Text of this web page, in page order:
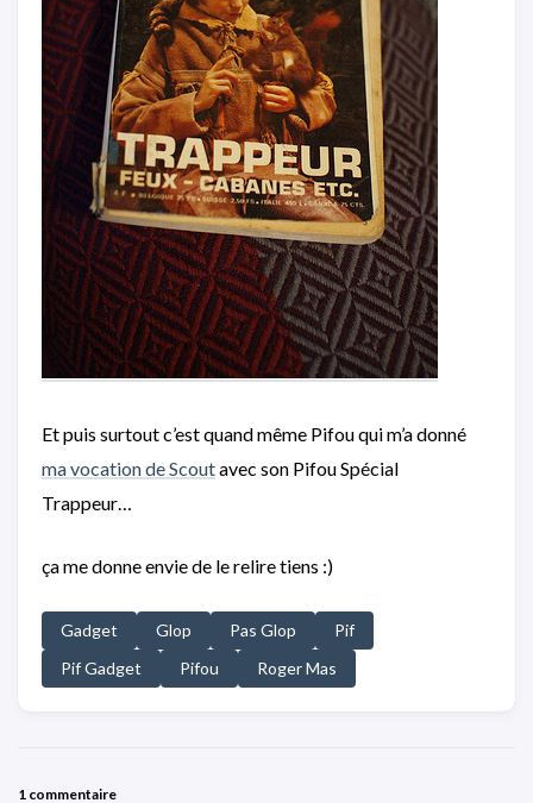
Et puis surtout c’est quand même Pifou qui m’a donné
ma vocation de Scoutavec son Pifou Spécial
Trappeur…
ça me donne envie de le relire tiens :)
Gadget Glop Pas Glop
Pif
Pif Gadget
Pifou Roger Mas
1 commentaire